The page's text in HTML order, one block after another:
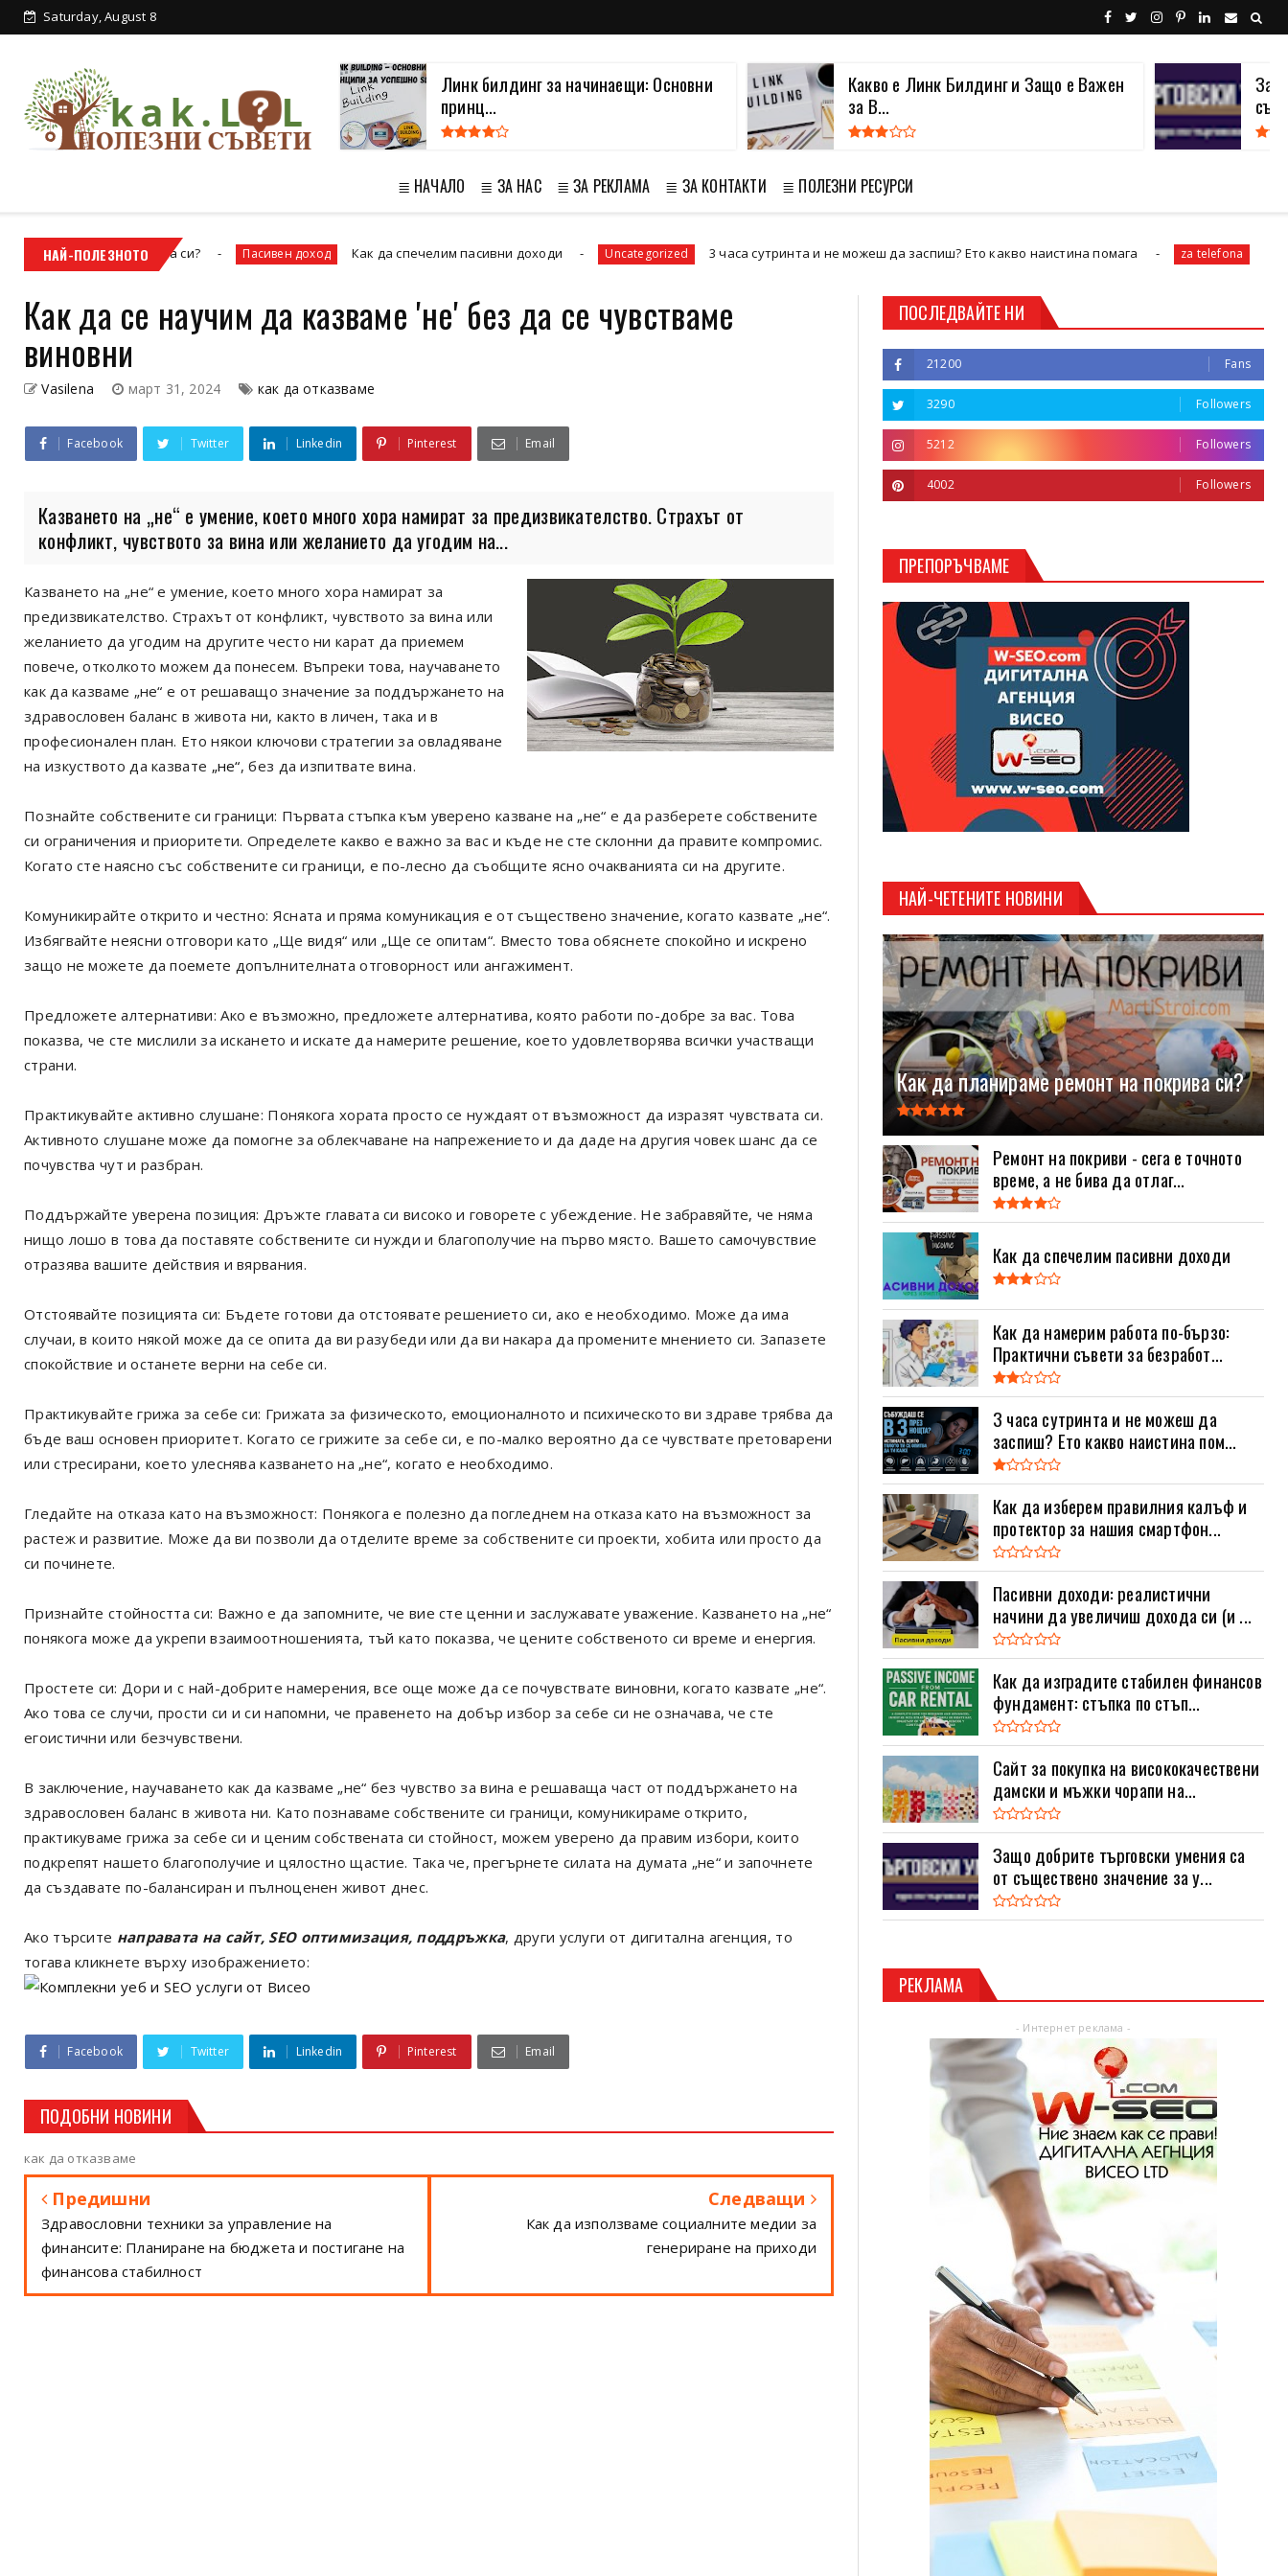
Saturday, August 8
От високо: Англия - красотата на
зеленит...
Линк билдинг за начинаещи: Основни
принц...
Какво е Линк Билдинг и Защо е Важен
за В...
≣ НАЧАЛО ≣ ЗА НАС ≣ ЗА РЕКЛАМА ≣ ЗА КОНТАКТИ ≣ ПОЛЕЗНИ РЕСУРСИ
НАЙ-ПОЛЕЗНОТО
на покрива си? Пасивен доход Как да спечелим пасивни доходи Uncategorized 3 часа сутринта и не можеш да заспиш? Ето какво наистина помага za telefona Как да
Как да се научим да казваме 'не' без да се чувстваме
виновни
Vasilena март 31, 2024 как да отказваме
Facebook Twitter Linkedin Pinterest Email
Казването на „не“ е умение, което много хора намират за предизвикателство. Страхът от
конфликт, чувството за вина или желанието да угодим на...
Казването на „не“ е умение, което много хора намират за
предизвикателство. Страхът от конфликт, чувството за вина или
желанието да угодим на другите често ни карат да приемем
повече, отколкото можем да понесем. Въпреки това, научаването
как да казваме „не“ е от решаващо значение за поддържането на
здравословен баланс в живота ни, както в личен, така и в
професионален план. Ето някои ключови стратегии за овладяване
на изкуството да казвате „не“, без да изпитвате вина.
Познайте собствените си граници: Първата стъпка към уверено казване на „не“ е да разберете собствените
си ограничения и приоритети. Определете какво е важно за вас и къде не сте склонни да правите компромис.
Когато сте наясно със собствените си граници, е по-лесно да съобщите ясно очакванията си на другите.
Комуникирайте открито и честно: Ясната и пряма комуникация е от съществено значение, когато казвате „не“.
Избягвайте неясни отговори като „Ще видя“ или „Ще се опитам“. Вместо това обяснете спокойно и искрено
защо не можете да поемете допълнителната отговорност или ангажимент.
Предложете алтернативи: Ако е възможно, предложете алтернатива, която работи по-добре за вас. Това
показва, че сте мислили за искането и искате да намерите решение, което удовлетворява всички участващи
страни.
Практикувайте активно слушане: Понякога хората просто се нуждаят от възможност да изразят чувствата си.
Активното слушане може да помогне за облекчаване на напрежението и да даде на другия човек шанс да се
почувства чут и разбран.
Поддържайте уверена позиция: Дръжте главата си високо и говорете с убеждение. Не забравяйте, че няма
нищо лошо в това да поставяте собствените си нужди и благополучие на първо място. Вашето самочувствие
отразява вашите действия и вярвания.
Отстоявайте позицията си: Бъдете готови да отстоявате решението си, ако е необходимо. Може да има
случаи, в които някой може да се опита да ви разубеди или да ви накара да промените мнението си. Запазете
спокойствие и останете верни на себе си.
Практикувайте грижа за себе си: Грижата за физическото, емоционалното и психическото ви здраве трябва да
бъде ваш основен приоритет. Когато се грижите за себе си, е по-малко вероятно да се чувствате претоварени
или стресирани, което улеснява казването на „не“, когато е необходимо.
Гледайте на отказа като на възможност: Понякога е полезно да погледнем на отказа като на възможност за
растеж и развитие. Може да ви позволи да отделите време за собствените си проекти, хобита или просто да
си починете.
Признайте стойността си: Важно е да запомните, че вие ​​сте ценни и заслужавате уважение. Казването на „не“
понякога може да укрепи взаимоотношенията, тъй като показва, че цените собственото си време и енергия.
Простете си: Дори и с най-добрите намерения, все още може да се почувствате виновни, когато казвате „не“.
Ако това се случи, прости си и си напомни, че правенето на добър избор за себе си не означава, че сте
егоистични или безчувствени.
В заключение, научаването как да казваме „не“ без чувство за вина е решаваща част от поддържането на
здравословен баланс в живота ни. Като познаваме собствените си граници, комуникираме открито,
практикуваме грижа за себе си и ценим собствената си стойност, можем уверено да правим избори, които
подкрепят нашето благополучие и цялостно щастие. Така че, прегърнете силата на думата „не“ и започнете
да създавате по-балансиран и пълноценен живот днес.
Ако търсите направата на сайт, SEO оптимизация, поддръжка, други услуги от дигитална агенция, то
тогава кликнете върху изображението:
Facebook Twitter Linkedin Pinterest Email
ПОДОБНИ НОВИНИ
как да отказваме
Предишни
Здравословни техники за управление на
финансите: Планиране на бюджета и постигане на
финансова стабилност
Следващи
Как да използваме социалните медии за
генериране на приходи
ПОСЛЕДВАЙТЕ НИ
21200 Fans
3290 Followers
5212 Followers
4002 Followers
ПРЕПОРЪЧВАМЕ
НАЙ-ЧЕТЕНИТЕ НОВИНИ
Как да планираме ремонт на покрива си?
Ремонт на покриви - сега е точното
време, а не бива да отлаг...
Как да спечелим пасивни доходи
Как да намерим работа по-бързо:
Практични съвети за безработ...
3 часа сутринта и не можеш да
заспиш? Ето какво наистина пом...
Как да изберем правилния калъф и
протектор за нашия смартфон...
Пасивни доходи: реалистични
начини да увеличиш дохода си (и ...
Как да изградите стабилен финансов
фундамент: стъпка по стъп...
Сайт за покупка на висококачествени
дамски и мъжки чорапи на...
Защо добрите търговски умения са
от съществено значение за у...
РЕКЛАМА
- Интернет реклама -